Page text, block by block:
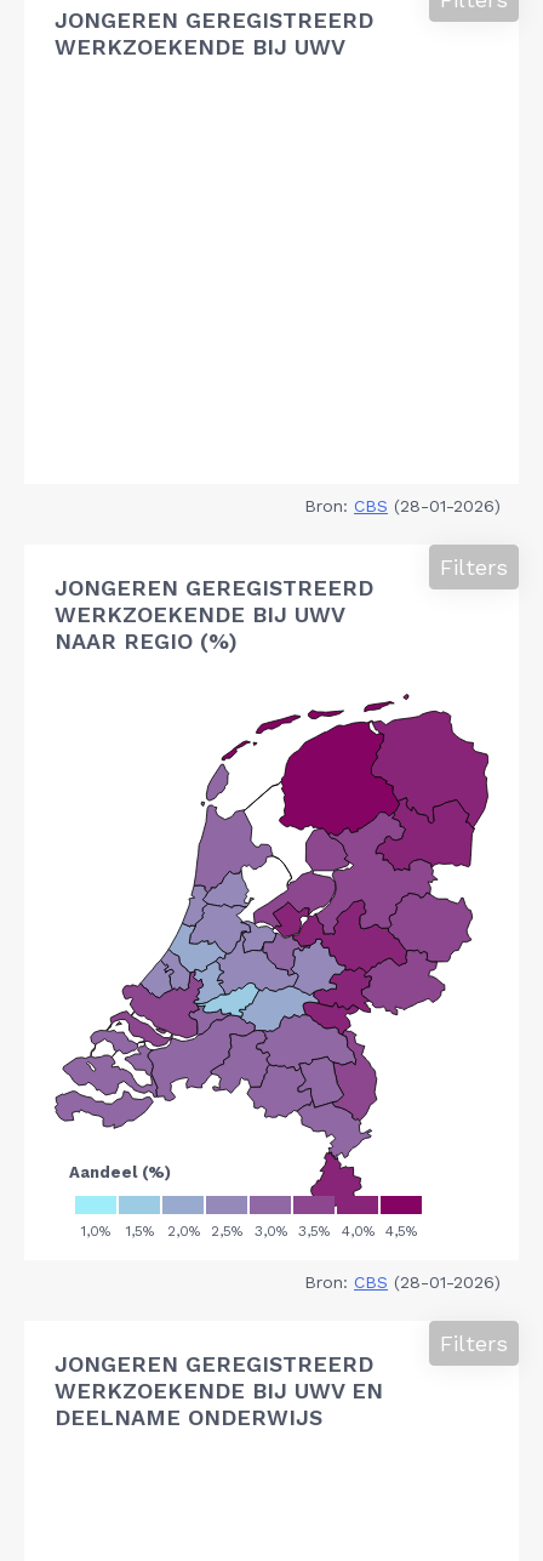
JONGEREN GEREGISTREERD
WERKZOEKENDE BIJ UWV
Bron: CBS (28-01-2026)
JONGEREN GEREGISTREERD
WERKZOEKENDE BIJ UWV
NAAR REGIO (%)
Filters
Bron: CBS (28-01-2026)
JONGEREN GEREGISTREERD
WERKZOEKENDE BIJ UWV EN
DEELNAME ONDERWIJS
Filters